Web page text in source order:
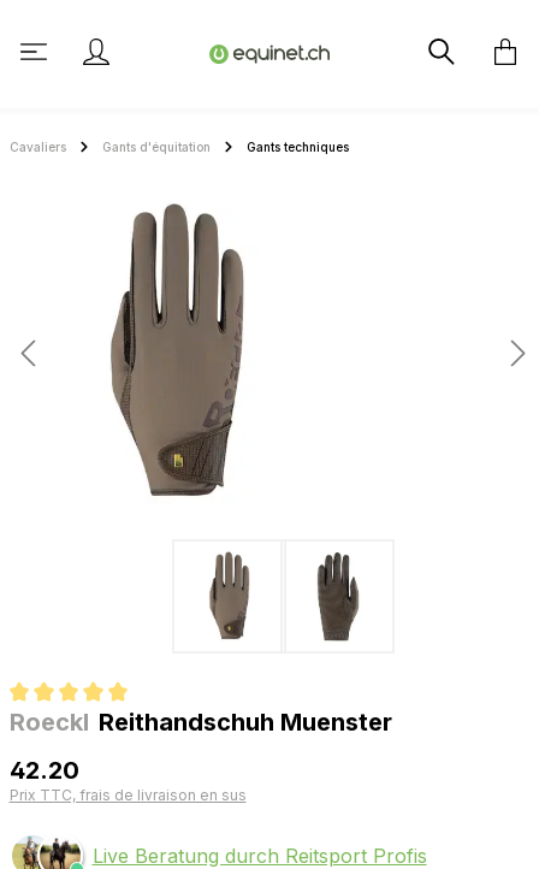
Cavaliers Gants d'équitation Gants techniques
Note moyenne de 5 sur 5 étoiles
Roeckl Reithandschuh Muenster
42.20
Prix TTC, frais de livraison en sus
Live Beratung durch Reitsport Profis